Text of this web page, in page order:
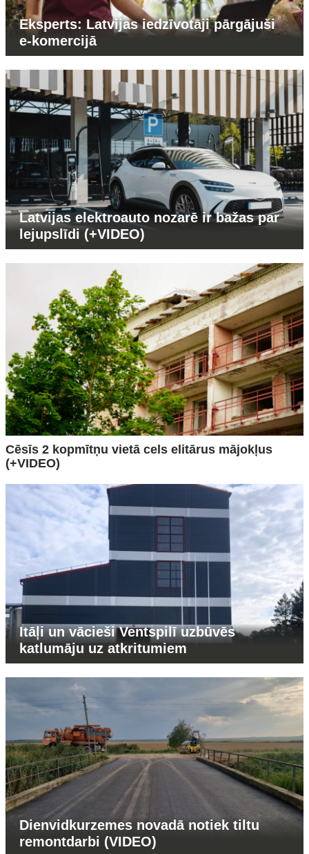
Eksperts: Latvijas iedzīvotāji pārgājuši
e-komercijā
Latvijas elektroauto nozarē ir bažas par
lejupslīdi (+VIDEO)
Cēsīs 2 kopmītņu vietā cels elitārus mājokļus
(+VIDEO)
Itāļi un vācieši Ventspilī uzbūvēs
katlumāju uz atkritumiem
Dienvidkurzemes novadā notiek tiltu
remontdarbi (VIDEO)